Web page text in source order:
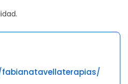
fabianatavellaterapias/